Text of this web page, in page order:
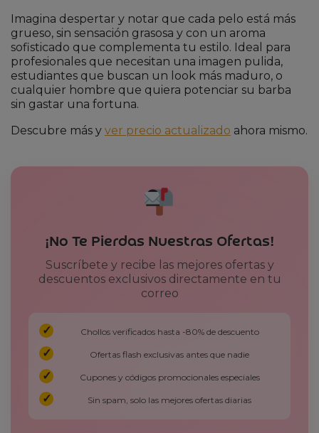
Imagina despertar y notar que cada pelo está más
grueso, sin sensación grasosa y con un aroma
sofisticado que complementa tu estilo. Ideal para
profesionales que necesitan una imagen pulida,
estudiantes que buscan un look más maduro, o
cualquier hombre que quiera potenciar su barba
sin gastar una fortuna.
Descubre más y ver precio actualizado ahora mismo.
¡No Te Pierdas Nuestras Ofertas!
Suscríbete y recibe las mejores ofertas y
descuentos exclusivos directamente en tu
correo
Chollos verificados hasta -80% de descuento
Ofertas flash exclusivas antes que nadie
Cupones y códigos promocionales especiales
Sin spam, solo las mejores ofertas diarias